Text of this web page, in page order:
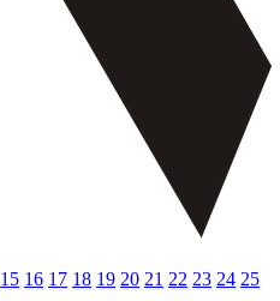
15 16 17 18 19 20 21 22 23 24 25